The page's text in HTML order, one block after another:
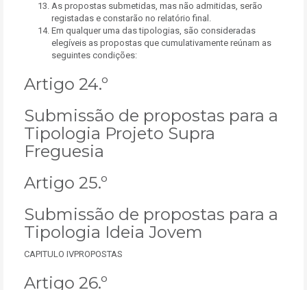
As propostas submetidas, mas não admitidas, serão
registadas e constarão no relatório final.
Em qualquer uma das tipologias, são consideradas
elegíveis as propostas que cumulativamente reúnam as
seguintes condições:
Artigo 24.º
Submissão de propostas para a
Tipologia Projeto Supra
Freguesia
Artigo 25.º
Submissão de propostas para a
Tipologia Ideia Jovem
CAPITULO IVPROPOSTAS
Artigo 26.º